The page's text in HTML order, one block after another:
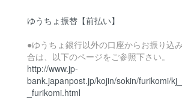
ゆうちょ振替【前払い】
●ゆうちょ銀行以外の口座からお振り込
合は、以下のページをご参照下さい。
http://www.jp-
bank.japanpost.jp/kojin/sokin/furikomi/
_furikomi.html